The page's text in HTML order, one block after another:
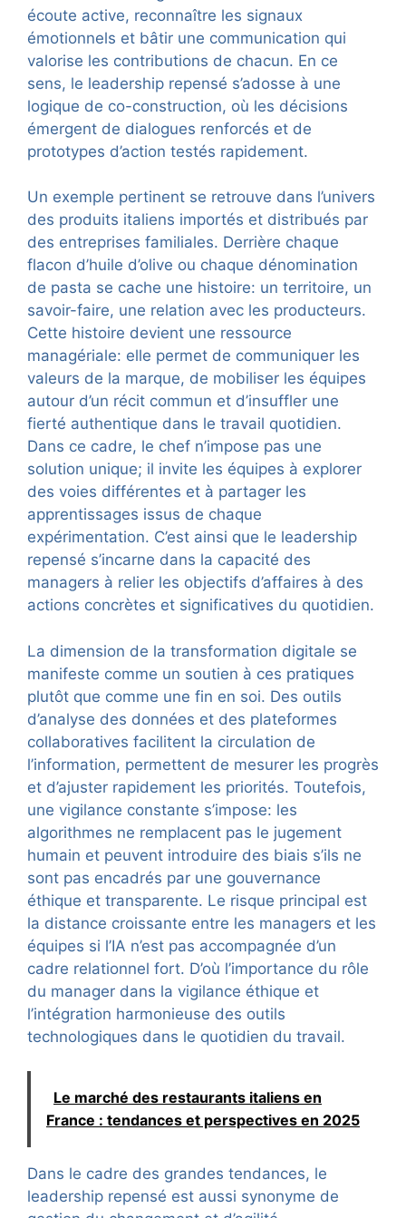
écoute active, reconnaître les signaux
émotionnels et bâtir une communication qui
valorise les contributions de chacun. En ce
sens, le leadership repensé s’adosse à une
logique de co-construction, où les décisions
émergent de dialogues renforcés et de
prototypes d’action testés rapidement.
Un exemple pertinent se retrouve dans l’univers
des produits italiens importés et distribués par
des entreprises familiales. Derrière chaque
flacon d’huile d’olive ou chaque dénomination
de pasta se cache une histoire: un territoire, un
savoir-faire, une relation avec les producteurs.
Cette histoire devient une ressource
managériale: elle permet de communiquer les
valeurs de la marque, de mobiliser les équipes
autour d’un récit commun et d’insuffler une
fierté authentique dans le travail quotidien.
Dans ce cadre, le chef n’impose pas une
solution unique; il invite les équipes à explorer
des voies différentes et à partager les
apprentissages issus de chaque
expérimentation. C’est ainsi que le leadership
repensé s’incarne dans la capacité des
managers à relier les objectifs d’affaires à des
actions concrètes et significatives du quotidien.
La dimension de la transformation digitale se
manifeste comme un soutien à ces pratiques
plutôt que comme une fin en soi. Des outils
d’analyse des données et des plateformes
collaboratives facilitent la circulation de
l’information, permettent de mesurer les progrès
et d’ajuster rapidement les priorités. Toutefois,
une vigilance constante s’impose: les
algorithmes ne remplacent pas le jugement
humain et peuvent introduire des biais s’ils ne
sont pas encadrés par une gouvernance
éthique et transparente. Le risque principal est
la distance croissante entre les managers et les
équipes si l’IA n’est pas accompagnée d’un
cadre relationnel fort. D’où l’importance du rôle
du manager dans la vigilance éthique et
l’intégration harmonieuse des outils
technologiques dans le quotidien du travail.
Le marché des restaurants italiens en
France : tendances et perspectives en 2025
Dans le cadre des grandes tendances, le
leadership repensé est aussi synonyme de